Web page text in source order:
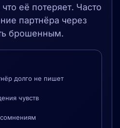
её потеряет. Часто
партнёра через
брошенным.
долго не пишет
чувств